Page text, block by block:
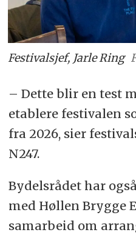
Festivalsjef, Jarle Ring
– Dette blir en test
etablere festivalen
fra 2026, sier
N247.
Bydelsrådet har
med Høllen Brygge
samarbeid om